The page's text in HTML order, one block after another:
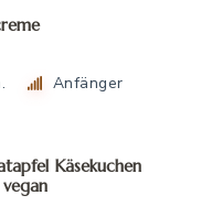
Anfänger
Käsekuchen